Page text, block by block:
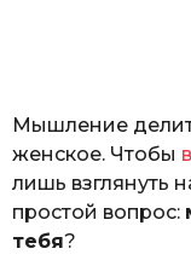
Мышление
женское. Чтобы
лишь взглянуть
простой вопрос:
тебя?